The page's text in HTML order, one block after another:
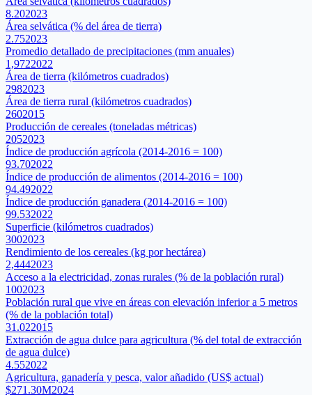
8.202023
Área selvática (% del área de tierra)
2.752023
Promedio detallado de precipitaciones (mm anuales)
1,9722022
Área de tierra (kilómetros cuadrados)
2982023
Área de tierra rural (kilómetros cuadrados)
2602015
Producción de cereales (toneladas métricas)
2052023
Índice de producción agrícola (2014-2016 = 100)
93.702022
Índice de producción de alimentos (2014-2016 = 100)
94.492022
Índice de producción ganadera (2014-2016 = 100)
99.532022
Superficie (kilómetros cuadrados)
3002023
Rendimiento de los cereales (kg por hectárea)
2,4442023
Acceso a la electricidad, zonas rurales (% de la población rural)
1002023
Población rural que vive en áreas con elevación inferior a 5 metros
(% de la población total)
31.022015
Extracción de agua dulce para agricultura (% del total de extracción
de agua dulce)
4.552022
Agricultura, ganadería y pesca, valor añadido (US$ actual)
$271.30M2024